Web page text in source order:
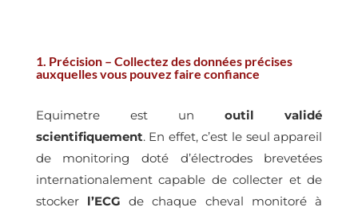
1. Précision – Collectez des données précises
auxquelles vous pouvez faire confiance
Equimetre est unoutil validé
scientifiquement. En effet, c’est le seul appareil
de monitoring doté d’électrodes brevetées
internationalement capable de collecter et de
stocker l’ECG de chaque cheval monitoré à